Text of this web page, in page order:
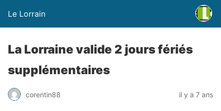
Le Lorrain
La Lorraine valide 2 jours fériés
supplémentaires
corentin88 il y a 7 ans